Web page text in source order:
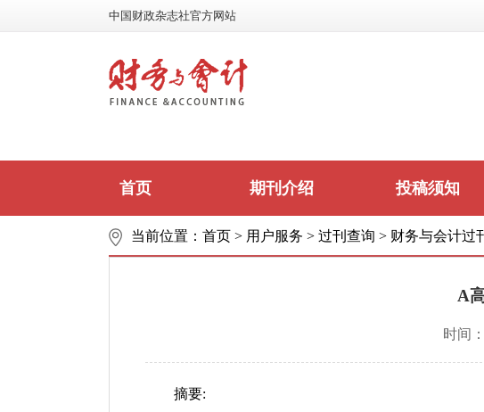
中国财政杂志社官方网站
首页 期刊介绍 投稿须知
当前位置： 首页 > 用户服务 > 过刊查询 > 财务与会计过
A
时间
摘要: